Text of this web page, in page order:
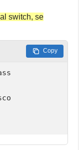
switch, se
Copy